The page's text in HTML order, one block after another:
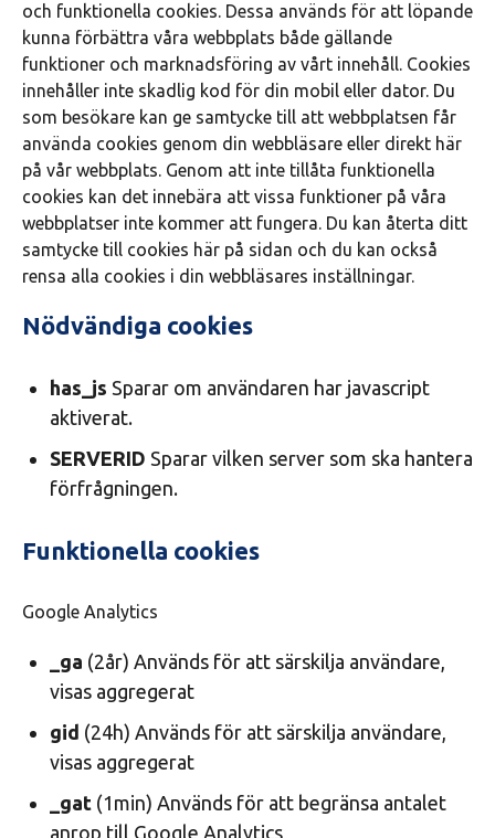
och funktionella cookies. Dessa används för att löpande
kunna förbättra våra webbplats både gällande
funktioner och marknadsföring av vårt innehåll. Cookies
innehåller inte skadlig kod för din mobil eller dator. Du
som besökare kan ge samtycke till att webbplatsen får
använda cookies genom din webbläsare eller direkt här
på vår webbplats. Genom att inte tillåta funktionella
cookies kan det innebära att vissa funktioner på våra
webbplatser inte kommer att fungera. Du kan återta ditt
samtycke till cookies här på sidan och du kan också
rensa alla cookies i din webbläsares inställningar.
Nödvändiga cookies
has_js Sparar om användaren har javascript
aktiverat.
SERVERID Sparar vilken server som ska hantera
förfrågningen.
Funktionella cookies
Google Analytics
_ga (2år) Används för att särskilja användare,
visas aggregerat
gid (24h) Används för att särskilja användare,
visas aggregerat
_gat (1min) Används för att begränsa antalet
anrop till Google Analytics